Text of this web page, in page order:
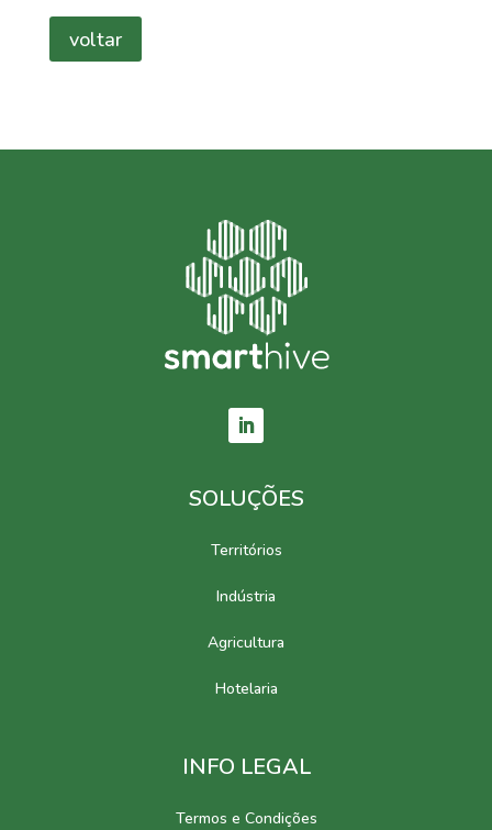
voltar
SOLUÇÕES
Territórios
Indústria
Agricultura
Hotelaria
INFO LEGAL
Termos e Condições